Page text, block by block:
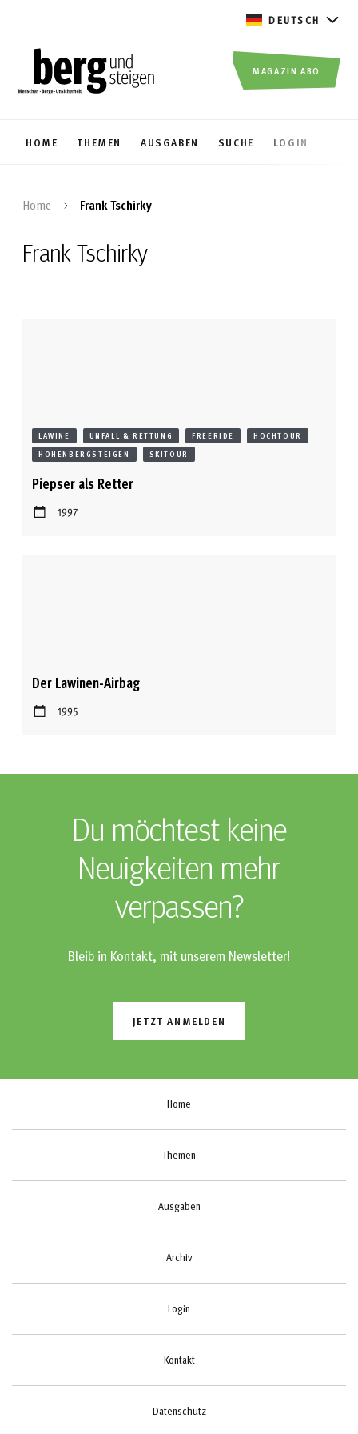
DEUTSCH
HOME THEMEN AUSGABEN SUCHE LOGIN
MAGAZIN ABO
Home Frank Tschirky
Frank Tschirky
LAWINE UNFALL & RETTUNG FREERIDE
HOCHTOUR
HÖHENBERGSTEIGEN
SKITOUR
Piepser als Retter
1997
Der Lawinen-Airbag
1995
Du möchtest keine
Neuigkeiten mehr
verpassen?
Bleib in Kontakt, mit unserem Newsletter!
JETZT ANMELDEN
Home
Themen
Ausgaben
Archiv
Login
Kontakt
Datenschutz